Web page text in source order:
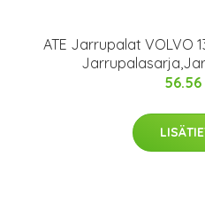
ATE Jarrupalat VOLVO
56.56